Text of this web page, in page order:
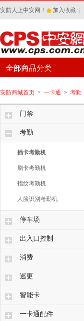
安防人上中安网！ 加入收藏
全部商品分类
安防商城首页 > 一卡通 > 考勤
门禁
考勤
插卡考勤机
刷卡考勤机
指纹考勤机
人脸识别考勤机
停车场
出入口控制
消费
巡更
智能卡
一卡通配件